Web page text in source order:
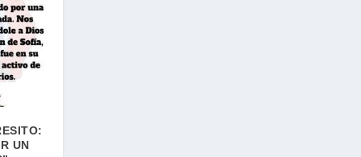
UN